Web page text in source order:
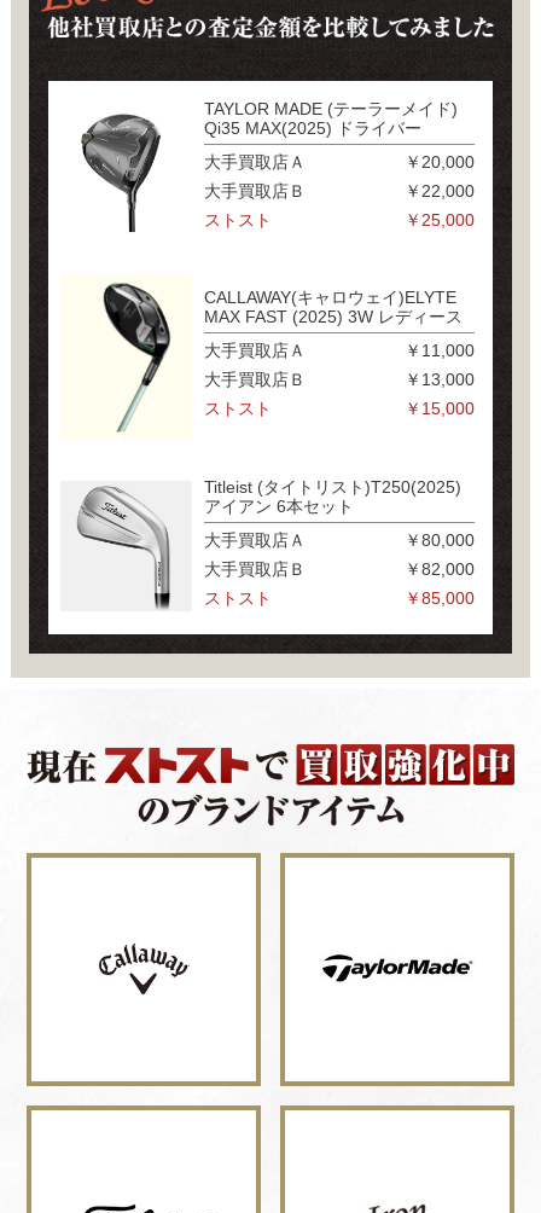
TAYLOR MADE (テーラーメイド)
Qi35 MAX(2025) ドライバー
大手買取店Ａ
￥20,000
大手買取店Ｂ
￥22,000
ストスト
￥25,000
CALLAWAY(キャロウェイ)ELYTE
MAX FAST (2025) 3W レディース
大手買取店Ａ
￥11,000
大手買取店Ｂ
￥13,000
ストスト
￥15,000
Titleist (タイトリスト)T250(2025)
アイアン 6本セット
大手買取店Ａ
￥80,000
大手買取店Ｂ
￥82,000
ストスト
￥85,000